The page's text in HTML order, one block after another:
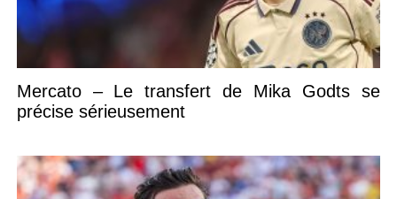
Mercato – Le transfert de Mika Godts se
précise sérieusement